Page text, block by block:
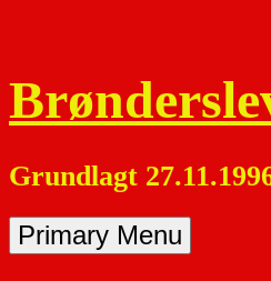
content
Grundlagt
Primary Menu